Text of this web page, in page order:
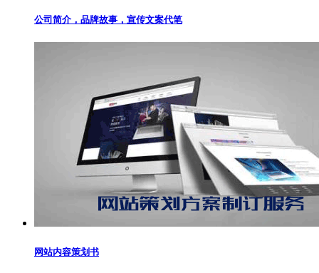
公司简介，品牌故事，宣传文案代笔
网站内容策划书